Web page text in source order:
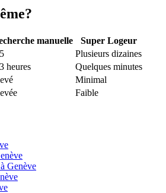
manuelle
Super Logeur
Plusieurs dizaines
heures
Quelques minutes
Minimal
Faible
Genève